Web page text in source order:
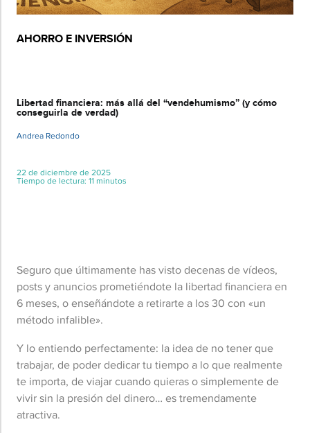
AHORRO E INVERSIÓN
Libertad financiera: más allá del “vendehumismo” (y cómo
conseguirla de verdad)
Andrea Redondo
22 de diciembre de 2025
Tiempo de lectura: 11 minutos
Seguro que últimamente has visto decenas de vídeos,
posts y anuncios prometiéndote la libertad financiera en
6 meses, o enseñándote a retirarte a los 30 con «un
método infalible».
Y lo entiendo perfectamente: la idea de no tener que
trabajar, de poder dedicar tu tiempo a lo que realmente
te importa, de viajar cuando quieras o simplemente de
vivir sin la presión del dinero… es tremendamente
atractiva.